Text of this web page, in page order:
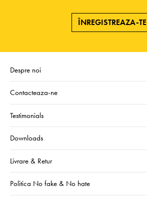
ÎNREGISTREAZA-TE
Despre noi
Contacteaza-ne
Testimonials
Downloads
Livrare & Retur
Politica No fake & No hate